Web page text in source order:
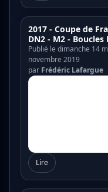
2017 - Coupe de
DN2 - M2 -
Publié le dimanche 14
novembre 2019
par Frédéric Lafargue
Lire